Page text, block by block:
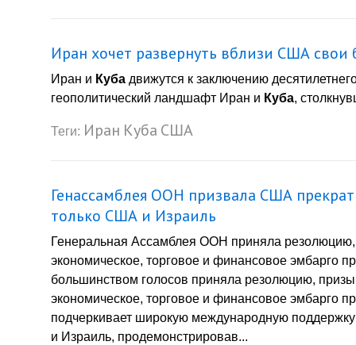
Иран хочет развернуть вблизи США
Иран и Куба движутся к заключению
геополитический ландшафт Иран и Куба,
Теги: Иран Куба США
Генассамблея ООН призвала США
только США и Израиль
Генеральная Ассамблея ООН приняла
экономическое, торговое и финансовое
большинством голосов приняла резолюцию,
экономическое, торговое и финансовое эмбарго
подчеркивает широкую международную
и Израиль, продемонстрировав...